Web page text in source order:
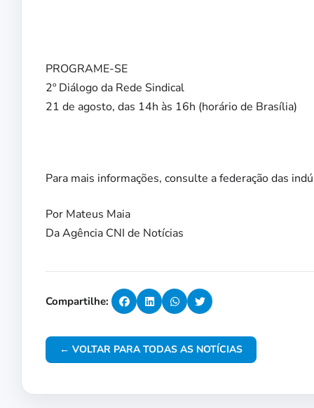
PROGRAME-SE
2º Diálogo da Rede Sindical
21 de agosto, das 14h às 16h (horário de Brasília)
Para mais informações, consulte a federação das
Por Mateus Maia
Da Agência CNI de Notícias
Compartilhe:
← VOLTAR PARA TODAS AS NOTÍCIAS